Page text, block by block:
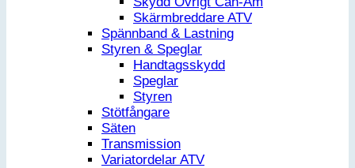
Skärmbreddare ATV
Spännband & Lastning
Styren & Speglar
Handtagsskydd
Speglar
Styren
Stötfångare
Säten
Transmission
Variatordelar ATV